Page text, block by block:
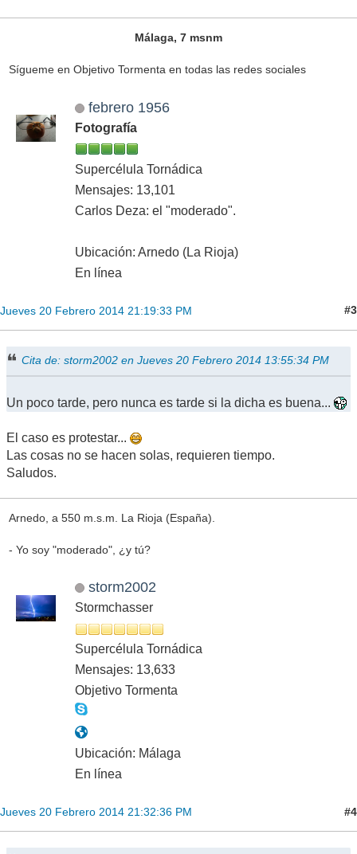
Málaga, 7 msnm
Sígueme en Objetivo Tormenta en todas las redes sociales
febrero 1956
Fotografía
Supercélula Tornádica
Mensajes: 13,101
Carlos Deza: el "moderado".
Ubicación: Arnedo (La Rioja)
En línea
Jueves 20 Febrero 2014 21:19:33 PM #3
Cita de: storm2002 en Jueves 20 Febrero 2014 13:55:34 PM
Un poco tarde, pero nunca es tarde si la dicha es buena...
El caso es protestar...
Las cosas no se hacen solas, requieren tiempo.
Saludos.
Arnedo, a 550 m.s.m. La Rioja (España).
- Yo soy "moderado", ¿y tú?
storm2002
Stormchasser
Supercélula Tornádica
Mensajes: 13,633
Objetivo Tormenta
Ubicación: Málaga
En línea
Jueves 20 Febrero 2014 21:32:36 PM #4